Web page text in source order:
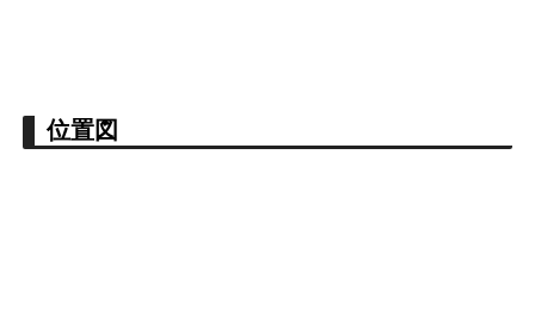
位置図